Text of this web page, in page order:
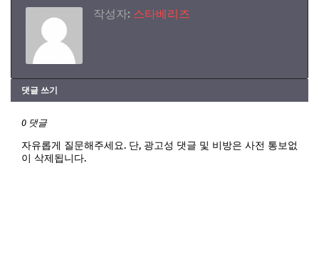
작성자: 스타베리즈
댓글 쓰기
0 댓글
자유롭게 질문해주세요. 단, 광고성 댓글 및 비방은 사전 통보없
이 삭제됩니다.